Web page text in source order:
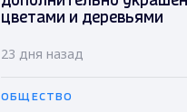
цветами и деревьями
23 дня назад
ОБЩЕСТВО